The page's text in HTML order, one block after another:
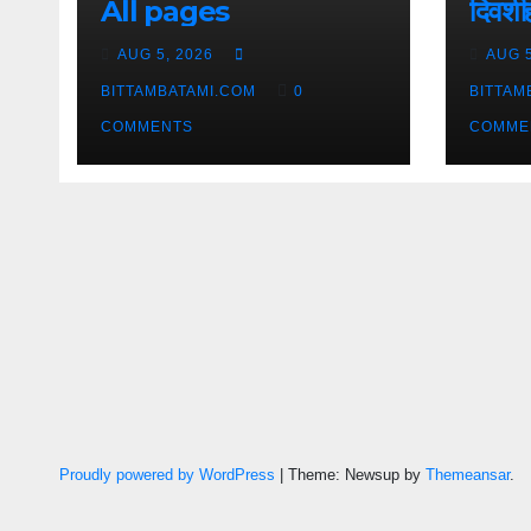
All pages
AUG 5, 2026
BITTAMBATAMI.COM 0
COMMENTS
AUG
Proudly powered by WordPress Theme: Newsup by Themeansar.